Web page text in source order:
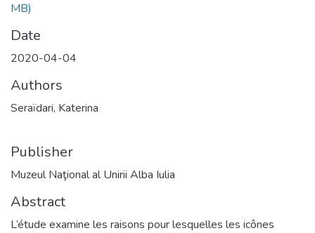
MB)
Date
2020-04-04
Authors
Seraïdari, Katerina
Publisher
Muzeul Naţional al Unirii Alba Iulia
Abstract
L’étude examine les raisons pour lesquelles les icônes